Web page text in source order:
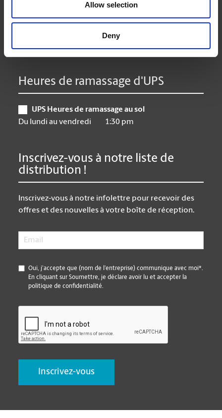
Allow selection
Deny
9:00 am - 6:30 pm
Vendredi
9:00 am - 6:30 pm
10:00 am - 3:00 pm
Heures de ramassage d'UPS
UPS Heures de ramassage au sol
Du lundi au vendredi
1:30 pm
Inscrivez-vous à notre liste de
distribution !
Inscrivez-vous à notre infolettre pour recevoir des
offres et des nouvelles à votre boîte de réception.
Email
*
Oui, j’accepte que (nom de l’entreprise) communique avec moi*.
En cliquant sur Soumettre, je déclare avoir lu et accepter la
politique de confidentialité.